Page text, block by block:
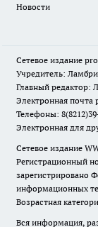
Новости
Сетевое издание
Учредитель:
Главный редактор:
Электронная почта
Телефоны:
Электронная для
Сетевое издание
Регистрационный
зарегистрировано
информационных
Возрастная
Вся информация,